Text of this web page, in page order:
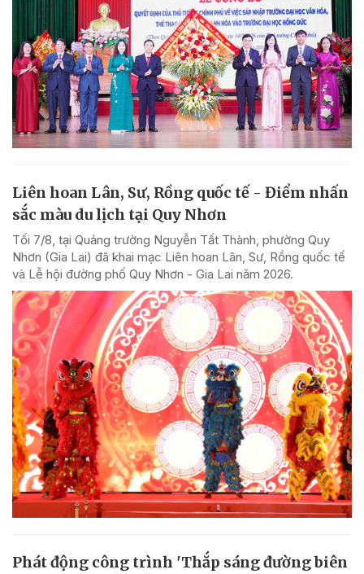
Liên hoan Lân, Sư, Rồng quốc tế - Điểm nhấn
sắc màu du lịch tại Quy Nhơn
Tối 7/8, tại Quảng trường Nguyễn Tất Thành, phường Quy
Nhơn (Gia Lai) đã khai mạc Liên hoan Lân, Sư, Rồng quốc tế
và Lễ hội đường phố Quy Nhơn - Gia Lai năm 2026.
Phát động công trình 'Thắp sáng đường biên